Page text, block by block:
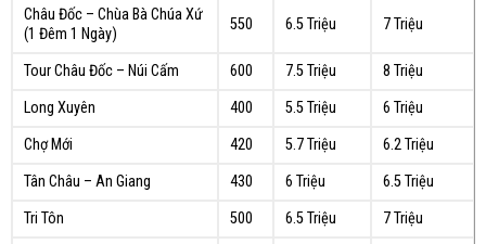
Châu Đốc – Chùa Bà Chúa Xứ
(1 Đêm 1 Ngày)
550 6.5 Triệu 7 Triệu
Tour Châu Đốc – Núi Cấm 600 7.5 Triệu
8 Triệu
Long Xuyên
400 5.5 Triệu
6 Triệu
Chợ Mới
420 5.7 Triệu
6.2 Triệu
Tân Châu – An Giang
430 6 Triệu
6.5 Triệu
Tri Tôn
500 6.5 Triệu 7 Triệu